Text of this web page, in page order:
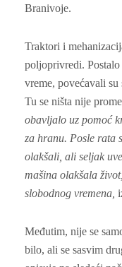
Branivoje.
Traktori i
poljoprivredi. Postalo
vreme, povećavali
Tu se ništa nije
obavljalo uz pomoć
za hranu. Posle rata
olakšali, ali seljak
mašina olakšala
slobodnog vremena,
Međutim, nije se
bilo, ali se sasvim